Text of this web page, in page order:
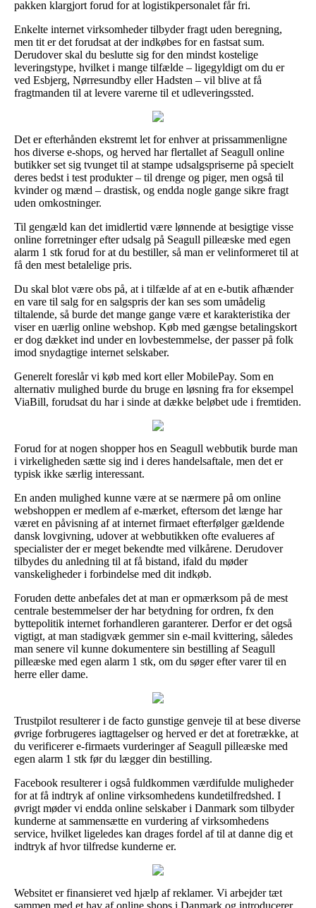
pakken klargjort forud for at logistikpersonalet får fri.
Enkelte internet virksomheder tilbyder fragt uden beregning,
men tit er det forudsat at der indkøbes for en fastsat sum.
Derudover skal du beslutte sig for den mindst kostelige
leveringstype, hvilket i mange tilfælde – ligegyldigt om du er
ved Esbjerg, Nørresundby eller Hadsten – vil blive at få
fragtmanden til at levere varerne til et udleveringssted.
Det er efterhånden ekstremt let for enhver at prissammenligne
hos diverse e-shops, og herved har flertallet af Seagull online
butikker set sig tvunget til at stampe udsalgspriserne på specielt
deres bedst i test produkter – til drenge og piger, men også til
kvinder og mænd – drastisk, og endda nogle gange sikre fragt
uden omkostninger.
Til gengæld kan det imidlertid være lønnende at besigtige visse
online forretninger efter udsalg på Seagull pilleæske med egen
alarm 1 stk forud for at du bestiller, så man er velinformeret til at
få den mest betalelige pris.
Du skal blot være obs på, at i tilfælde af at en e-butik afhænder
en vare til salg for en salgspris der kan ses som umådelig
tiltalende, så burde det mange gange være et karakteristika der
viser en uærlig online webshop. Køb med gængse betalingskort
er dog dækket ind under en lovbestemmelse, der passer på folk
imod snydagtige internet selskaber.
Generelt foreslår vi køb med kort eller MobilePay. Som en
alternativ mulighed burde du bruge en løsning fra for eksempel
ViaBill, forudsat du har i sinde at dække beløbet ude i fremtiden.
Forud for at nogen shopper hos en Seagull webbutik burde man
i virkeligheden sætte sig ind i deres handelsaftale, men det er
typisk ikke særlig interessant.
En anden mulighed kunne være at se nærmere på om online
webshoppen er medlem af e-mærket, eftersom det længe har
været en påvisning af at internet firmaet efterfølger gældende
dansk lovgivning, udover at webbutikken ofte evalueres af
specialister der er meget bekendte med vilkårene. Derudover
tilbydes du anledning til at få bistand, ifald du møder
vanskeligheder i forbindelse med dit indkøb.
Foruden dette anbefales det at man er opmærksom på de mest
centrale bestemmelser der har betydning for ordren, fx den
byttepolitik internet forhandleren garanterer. Derfor er det også
vigtigt, at man stadigvæk gemmer sin e-mail kvittering, således
man senere vil kunne dokumentere sin bestilling af Seagull
pilleæske med egen alarm 1 stk, om du søger efter varer til en
herre eller dame.
Trustpilot resulterer i de facto gunstige genveje til at bese diverse
øvrige forbrugeres iagttagelser og herved er det at foretrække, at
du verificerer e-firmaets vurderinger af Seagull pilleæske med
egen alarm 1 stk før du lægger din bestilling.
Facebook resulterer i også fuldkommen værdifulde muligheder
for at få indtryk af online virksomhedens kundetilfredshed. I
øvrigt møder vi endda online selskaber i Danmark som tilbyder
kunderne at sammensætte en vurdering af virksomhedens
service, hvilket ligeledes kan drages fordel af til at danne dig et
indtryk af hvor tilfredse kunderne er.
Websitet er finansieret ved hjælp af reklamer. Vi arbejder tæt
sammen med et hav af online shops i Danmark og introducerer